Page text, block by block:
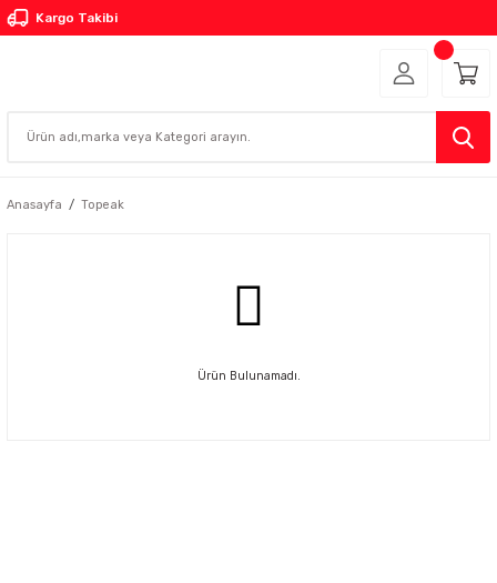
Kargo Takibi
Anasayfa Topeak
Ürün Bulunamadı.